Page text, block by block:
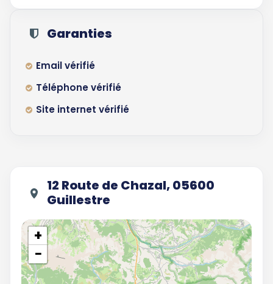
Garanties
Email vérifié
Téléphone vérifié
Site internet vérifié
12 Route de Chazal, 05600
Guillestre
+
−